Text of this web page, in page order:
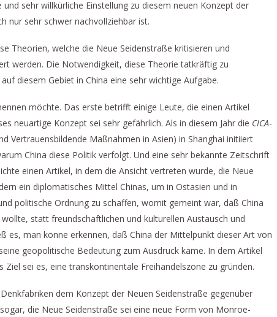
sehr willkürliche Einstellung zu diesem neuen Konzept der
nur sehr schwer nachvollziehbar ist.
Theorien, welche die Neue Seidenstraße kritisieren und
werden. Die Notwendigkeit, diese Theorie tatkräftig zu
diesem Gebiet in China eine sehr wichtige Aufgabe.
möchte. Das erste betrifft einige Leute, die einen Artikel
neuartige Konzept sei sehr gefährlich. Als in diesem Jahr die CICA-
Vertrauensbildende Maßnahmen in Asien) in Shanghai initiiert
China diese Politik verfolgt. Und eine sehr bekannte Zeitschrift
einen Artikel, in dem die Ansicht vertreten wurde, die Neue
ein diplomatisches Mittel Chinas, um in Ostasien und in
politische Ordnung zu schaffen, womit gemeint war, daß China
statt freundschaftlichen und kulturellen Austausch und
es, man könne erkennen, daß China der Mittelpunkt dieser Art von
geopolitische Bedeutung zum Ausdruck käme. In dem Artikel
sei es, eine transkontinentale Freihandelszone zu gründen.
dem Konzept der Neuen Seidenstraße gegenüber
die Neue Seidenstraße sei eine neue Form von Monroe-